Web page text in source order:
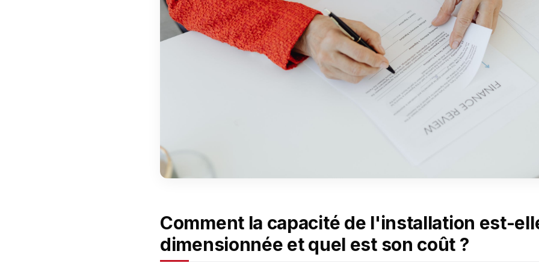
Comment la capacité de l'installation est-
dimensionnée et quel est son coût ?